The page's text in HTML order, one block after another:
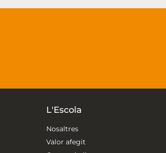
L'Escola
Nosaltres
Valor afegit